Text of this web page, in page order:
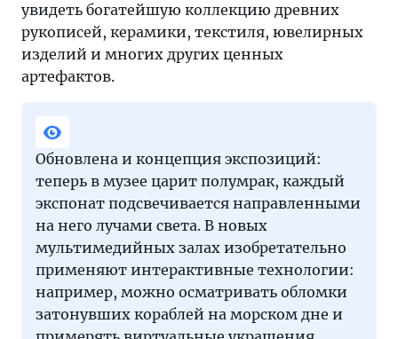
увидеть богатейшую коллекцию древних
рукописей, керамики, текстиля, ювелирных
изделий и многих других ценных
артефактов.
Обновлена и концепция экспозиций:
теперь в музее царит полумрак, каждый
экспонат подсвечивается направленными
на него лучами света. В новых
мультимедийных залах изобретательно
применяют интерактивные технологии:
например, можно осматривать обломки
затонувших кораблей на морском дне и